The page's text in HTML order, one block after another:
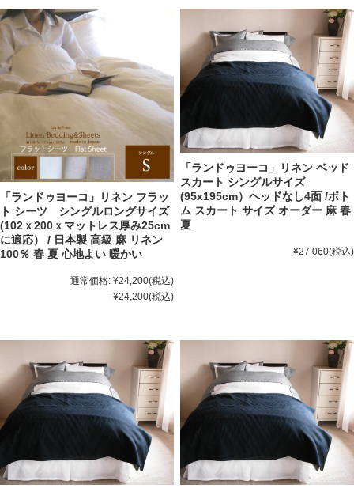
「ランドゥヨーコ」リネン フラッ
ト シーツ シングルロングサイズ
(102ｘ200ｘマットレス厚み25cm
に適応） / 日本製 高級 麻 リネン
100％ 春 夏 心地よい 暖かい
通常価格: ¥24,200(税込)
¥24,200(税込)
「ランドゥヨーコ」リネン ベッド
スカート シングルサイズ
(95x195cm）ヘッドなし4面 /ボト
ム スカート サイズ オーダー 麻 春
夏
¥27,060(税込)